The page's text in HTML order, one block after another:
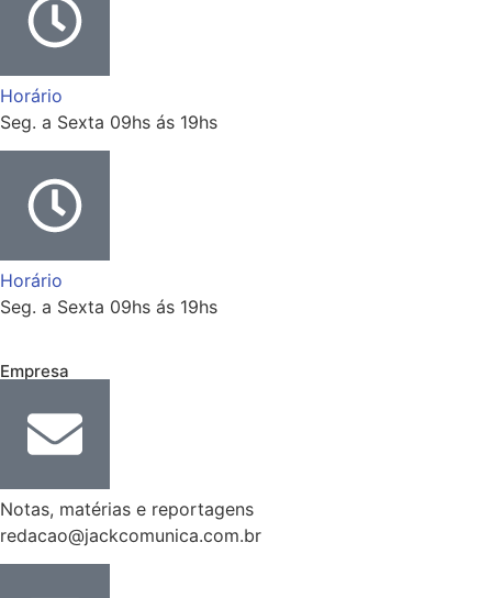
Horário
Seg. a Sexta 09hs ás 19hs
Horário
Seg. a Sexta 09hs ás 19hs
Empresa
Notas, matérias e reportagens
redacao@jackcomunica.com.br